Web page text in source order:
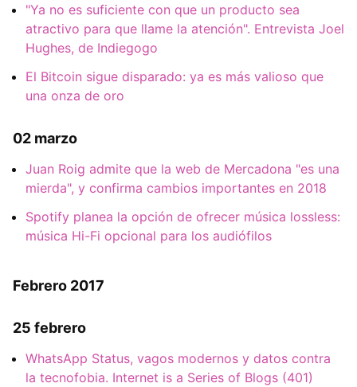
"Ya no es suficiente con que un producto sea
atractivo para que llame la atención". Entrevista Joel
Hughes, de Indiegogo
El Bitcoin sigue disparado: ya es más valioso que
una onza de oro
02 marzo
Juan Roig admite que la web de Mercadona "es una
mierda", y confirma cambios importantes en 2018
Spotify planea la opción de ofrecer música lossless:
música Hi-Fi opcional para los audiófilos
Febrero 2017
25 febrero
WhatsApp Status, vagos modernos y datos contra
la tecnofobia. Internet is a Series of Blogs (401)